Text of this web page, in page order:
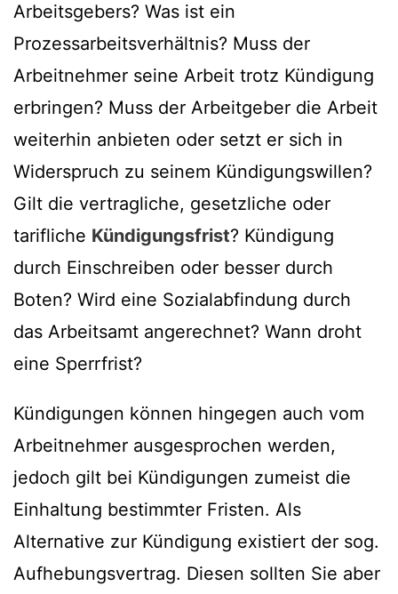
Arbeitsgebers? Was ist ein
Prozessarbeitsverhältnis? Muss der
Arbeitnehmer seine Arbeit trotz Kündigung
erbringen? Muss der Arbeitgeber die Arbeit
weiterhin anbieten oder setzt er sich in
Widerspruch zu seinem Kündigungswillen?
Gilt die vertragliche, gesetzliche oder
tarifliche Kündigungsfrist? Kündigung
durch Einschreiben oder besser durch
Boten? Wird eine Sozialabfindung durch
das Arbeitsamt angerechnet? Wann droht
eine Sperrfrist?
Kündigungen können hingegen auch vom
Arbeitnehmer ausgesprochen werden,
jedoch gilt bei Kündigungen zumeist die
Einhaltung bestimmter Fristen. Als
Alternative zur Kündigung existiert der sog.
Aufhebungsvertrag. Diesen sollten Sie aber